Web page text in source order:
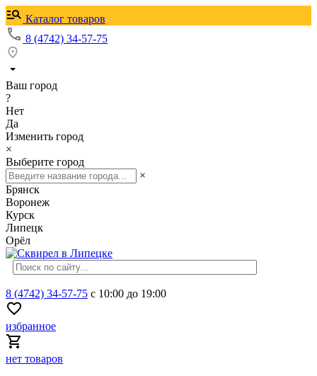
Каталог товаров
8 (4742) 34-57-75
Ваш город
?
Нет
Да
Изменить город
×
Выберите город
×
Брянск
Воронеж
Курск
Липецк
Орёл
8 (4742) 34-57-75 с 10:00 до 19:00
избранное
нет товаров